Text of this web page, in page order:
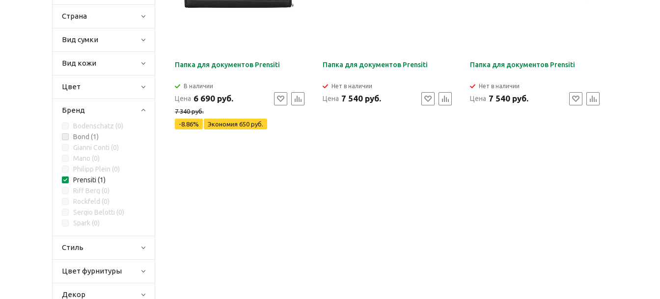
Страна
Вид сумки
Вид кожи
Цвет
Бренд
Bodenschatz (0)
Bond (1)
Gianni Conti (0)
Mano (0)
Philipp Plein (0)
Prensiti (1)
Riff Berg (0)
Rockfeld (0)
Sergio Belotti (0)
Spark (0)
Стиль
Цвет фурнитуры
Декор
Папка для документов Prensiti
В наличии
Цена 6 690 руб.
7 340 руб.
-8.86%
Экономия 650 руб.
Папка для документов Prensiti
Нет в наличии
Цена 7 540 руб.
Папка для документов Prensiti
Нет в наличии
Цена 7 540 руб.